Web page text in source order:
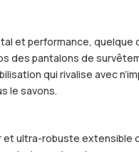
et performance, quelque
des pantalons de
qui rivalise avec
le savons.
ultra-robuste extensible